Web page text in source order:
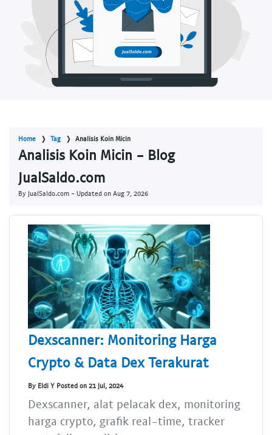
Home Tag Analisis Koin Micin
Analisis Koin Micin - Blog
JualSaldo.com
By JualSaldo.com - Updated on Aug 7, 2026
Dexscanner: Monitoring Harga
Crypto & Data Dex Terakurat
By Eldi Y Posted on 21 Jul, 2024
Dexscanner, alat pelacak dex, monitoring
harga crypto, grafik real-time, tracker